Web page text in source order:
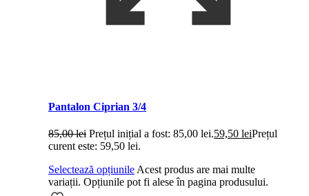
Pantalon Ciprian 3/4
85,00lei Prețul inițial a fost: 85,00 lei.59,50 leiPrețul
curent este: 59,50 lei.
Selectează opțiunile Acest produs are mai multe
variații. Opțiunile pot fi alese în pagina produsului.